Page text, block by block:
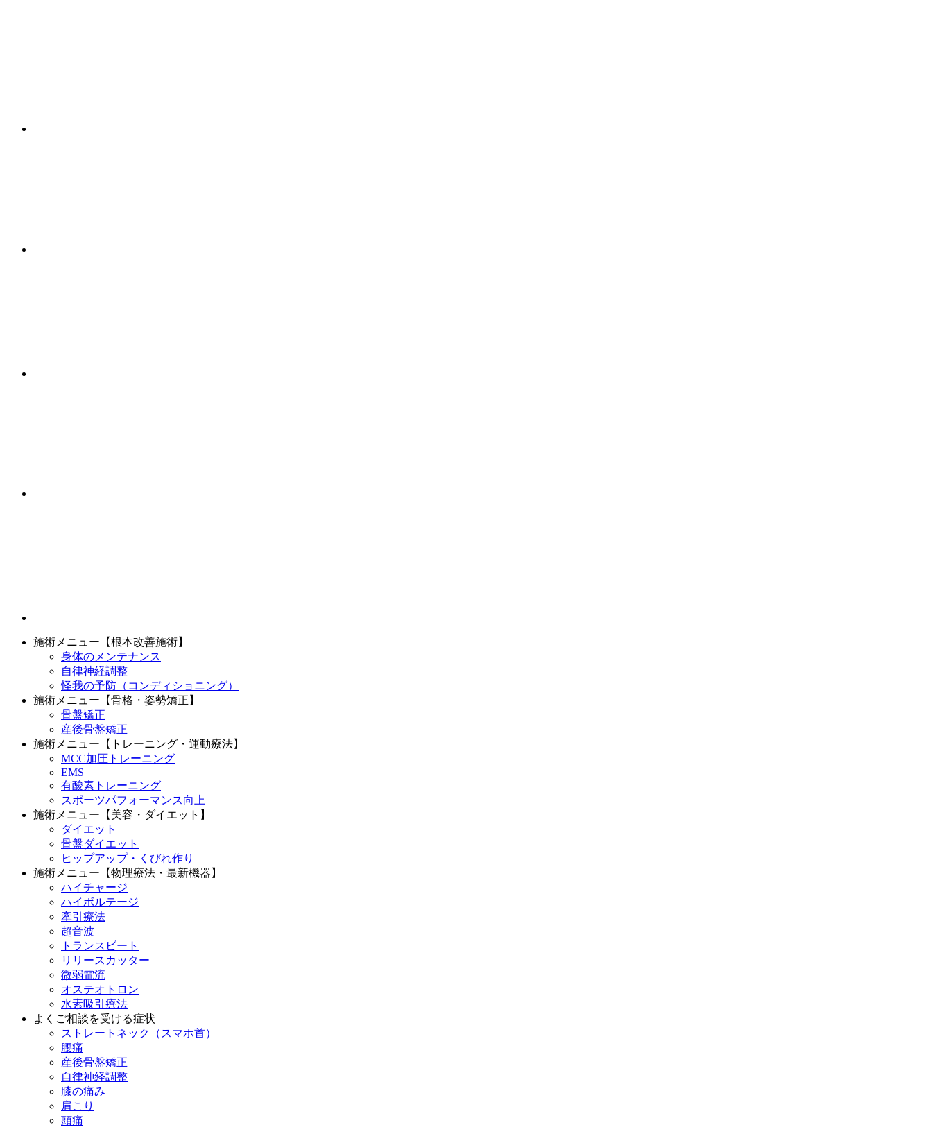
施術メニュー【根本改善施術】
身体のメンテナンス
自律神経調整
怪我の予防（コンディショニング）
施術メニュー【骨格・姿勢矯正】
骨盤矯正
産後骨盤矯正
施術メニュー【トレーニング・運動療法】
MCC加圧トレーニング
EMS
有酸素トレーニング
スポーツパフォーマンス向上
施術メニュー【美容・ダイエット】
ダイエット
骨盤ダイエット
ヒップアップ・くびれ作り
施術メニュー【物理療法・最新機器】
ハイチャージ
ハイボルテージ
牽引療法
超音波
トランスビート
リリースカッター
微弱電流
オステオトロン
水素吸引療法
よくご相談を受ける症状
ストレートネック（スマホ首）
腰痛
産後骨盤矯正
自律神経調整
膝の痛み
肩こり
頭痛